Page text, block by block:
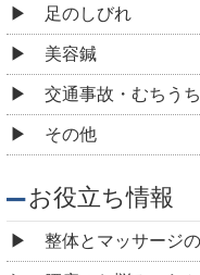
整体とカイロプラ
「高い整体」と「
整体が痛いってホ
「整体が不安・・
鍼灸（はりきゅう
あるBLBはり灸整
整体の料金はなぜ
院が提供する高品